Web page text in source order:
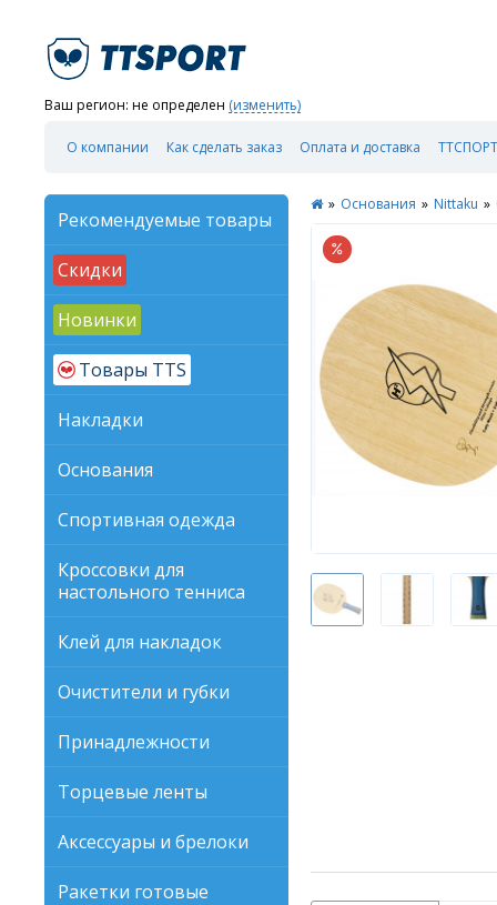
Ваш регион: не определен (изменить)
О компании Как сделать заказ Оплата и доставка
Рекомендуемые товары
Скидки
Новинки
Товары TTS
Накладки
Основания
Спортивная одежда
Кроссовки для
настольного тенниса
Клей для накладок
Очистители и губки
Принадлежности
Торцевые ленты
Аксессуары и брелоки
Ракетки готовые
» Основания » Nittaku »